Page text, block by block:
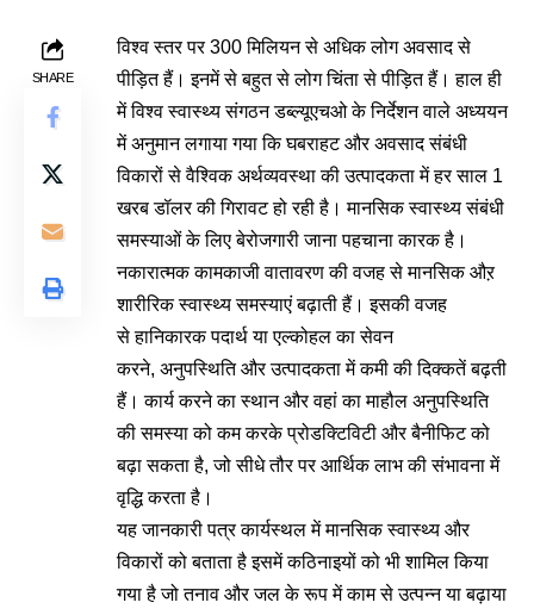
SHARE
विश्व स्तर पर 300 मिलियन से अधिक लोग अवसाद से
पीड़ित हैं। इनमें से बहुत से लोग चिंता से पीड़ित हैं। हाल ही
में विश्व स्वास्थ्य संगठन डब्ल्यूएचओ के निर्देशन वाले अध्ययन
में अनुमान लगाया गया कि घबराहट और अवसाद संबंधी
विकारों से वैश्विक अर्थव्यवस्था की उत्पादकता में हर साल 1
खरब डॉलर की गिरावट हो रही है। मानसिक स्वास्थ्य संबंधी
समस्याओं के लिए बेरोजगारी जाना पहचाना कारक है।
नकारात्मक कामकाजी वातावरण की वजह से मानसिक औऱ
शारीरिक स्वास्थ्य समस्याएं बढ़ाती हैं। इसकी वजह
से हानिकारक पदार्थ या एल्कोहल का सेवन
करने, अनुपस्थिति और उत्पादकता में कमी की दिक्कतें बढ़ती
हैं। कार्य करने का स्थान और वहां का माहौल अनुपस्थिति
की समस्या को कम करके प्रोडक्टिविटी और बैनीफिट को
बढ़ा सकता है, जो सीधे तौर पर आर्थिक लाभ की संभावना में
वृद्धि करता है।
यह जानकारी पत्र कार्यस्थल में मानसिक स्वास्थ्य और
विकारों को बताता है इसमें कठिनाइयों को भी शामिल किया
गया है जो तनाव और जल के रूप में काम से उत्पन्न या बढ़ाया